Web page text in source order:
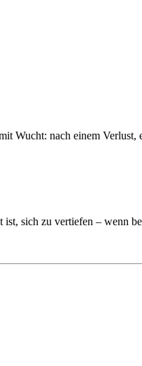
Wucht: nach einem Verlust,
sich zu vertiefen – wenn